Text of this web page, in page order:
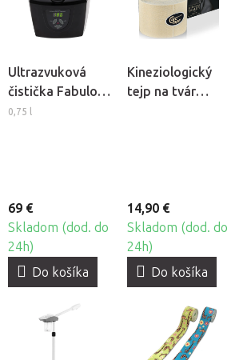
Ultrazvuková
čistička Fabulo
CD-7810A
0,75 l
69 €
Skladom (dod. do
24h)
Do košíka
Kineziologický
tejp na tvár
14,90 €
Skladom (dod. do
24h)
Do košíka